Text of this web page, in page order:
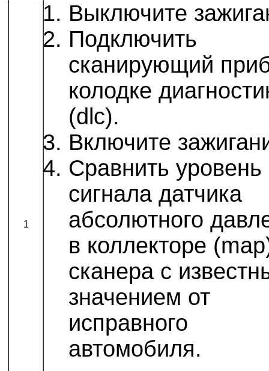
1
Выключите
Подключить
сканирующий
колодке
(dlc).
Включите
Сравнить уровень
сигнала датчика
абсолютного
в коллекторе
сканера с
значением от
исправного
автомобиля.